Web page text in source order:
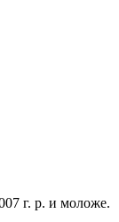
г. р. и моложе.